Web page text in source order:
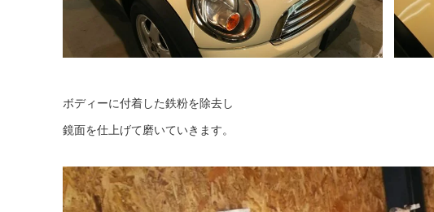
ボディーに付着した鉄粉を除去し
鏡面を仕上げて磨いていきます。